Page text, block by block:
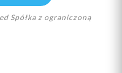
Spółka z ograniczoną